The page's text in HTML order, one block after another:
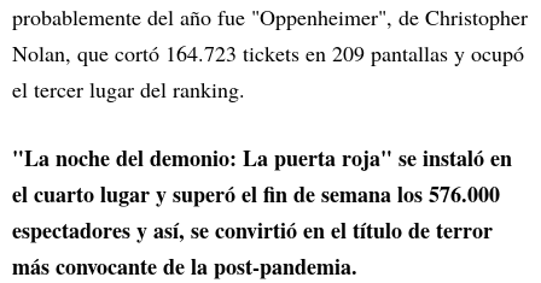
probablemente del año fue "Oppenheimer", de Christopher
Nolan, que cortó 164.723 tickets en 209 pantallas y ocupó
el tercer lugar del ranking.
"La noche del demonio: La puerta roja" se instaló en
el cuarto lugar y superó el fin de semana los 576.000
espectadores y así, se convirtió en el título de terror
más convocante de la post-pandemia.